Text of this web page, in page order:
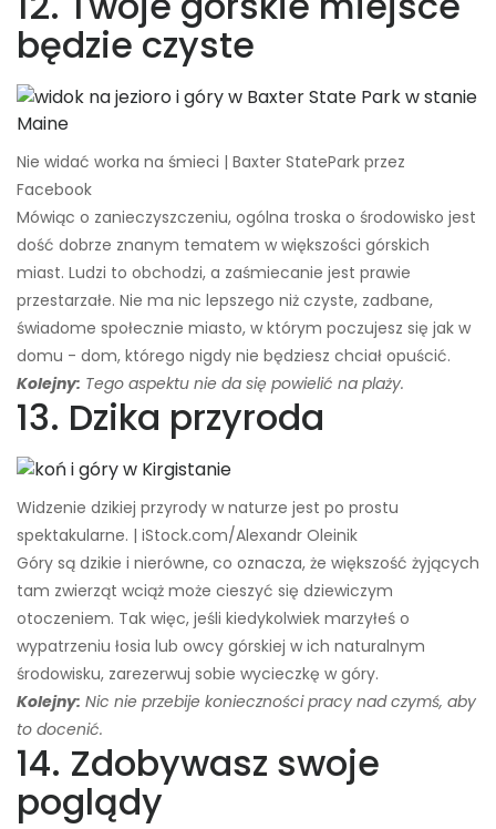
będzie czyste
Nie widać worka na śmieci | Baxter StatePark przez
Facebook
Mówiąc o zanieczyszczeniu, ogólna troska o środowisko jest
dość dobrze znanym tematem w większości górskich
miast. Ludzi to obchodzi, a zaśmiecanie jest prawie
przestarzałe. Nie ma nic lepszego niż czyste, zadbane,
świadome społecznie miasto, w którym poczujesz się jak w
domu - dom, którego nigdy nie będziesz chciał opuścić.
Kolejny: Tego aspektu nie da się powielić na plaży.
13. Dzika przyroda
Widzenie dzikiej przyrody w naturze jest po prostu
spektakularne. | iStock.com/Alexandr Oleinik
Góry są dzikie i nierówne, co oznacza, że ​​większość żyjących
tam zwierząt wciąż może cieszyć się dziewiczym
otoczeniem. Tak więc, jeśli kiedykolwiek marzyłeś o
wypatrzeniu łosia lub owcy górskiej w ich naturalnym
środowisku, zarezerwuj sobie wycieczkę w góry.
Kolejny: Nic nie przebije konieczności pracy nad czymś, aby
to docenić.
14. Zdobywasz swoje
poglądy